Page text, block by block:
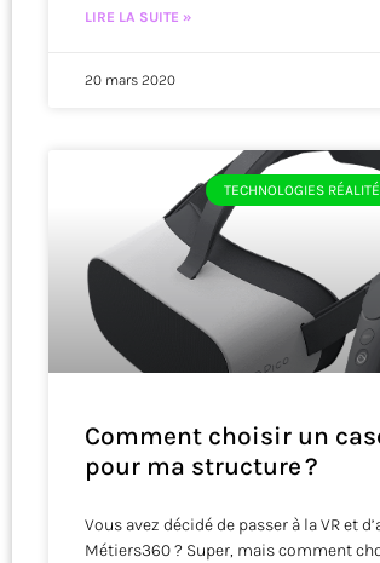
LIRE LA SUITE »
20 mars 2020
TECHNOLOGIES
Comment choisir un
pour ma structure ?
Vous avez décidé de passer à la VR et
Métiers360 ? Super, mais comment